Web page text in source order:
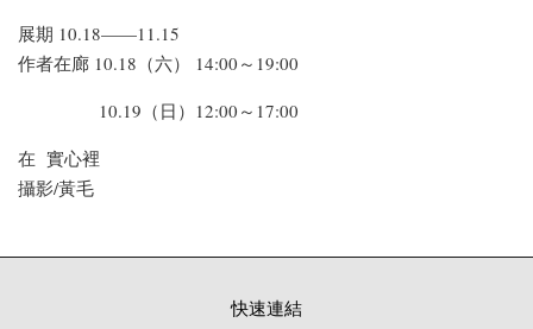
展期 10.18——11.15
作者在廊 10.18（六） 14:00～19:00
10.19（日）12:00～17:00
在 實心裡
攝影/黃毛
快速連結